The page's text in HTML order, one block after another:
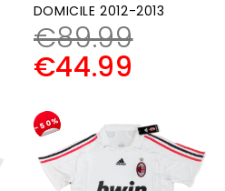
DOMICILE 2012-2013
€89.99
€44.99
-50%